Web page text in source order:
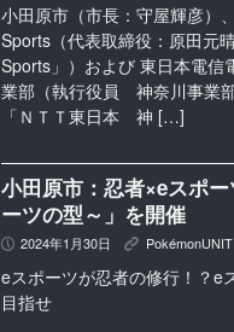
小田原市（市長：守屋輝彦）
Sports（代表取締役：原田元
Sports」）および 東日本電
業部（執行役員 神奈川事業
「ＮＴＴ東日本 神 […]
小田原市：忍者×eスポ
ーツの型～」を開催
P 2024年1月30日 K
eスポーツが忍者の修行！？e
目指せ